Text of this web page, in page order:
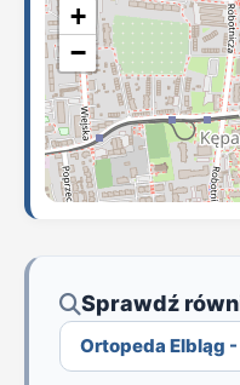
+
−
Sprawdź
Ortopeda Elbląg